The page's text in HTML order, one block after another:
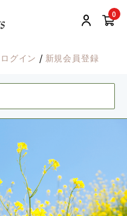
0
ログイン / 新規会員登録